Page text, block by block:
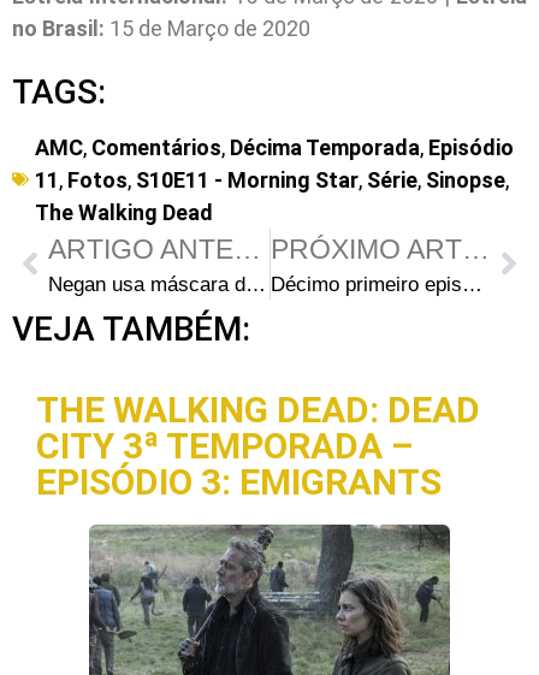
no Brasil: 15 de Março de 2020
TAGS:
AMC, Comentários, Décima Temporada, Episódio
11, Fotos, S10E11 - Morning Star, Série, Sinopse,
The Walking Dead
ARTIGO ANTERIOR
Negan usa máscara de Sussurrador nas primeiras imagens do próximo episódio de The Walking Dead
PRÓXIMO ARTIGO
Décimo primeiro episódio da 10ª temporada de The Walking Dead vaza na internet
VEJA TAMBÉM:
THE WALKING DEAD: DEAD
CITY 3ª TEMPORADA –
EPISÓDIO 3: EMIGRANTS